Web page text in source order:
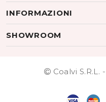
INFORMAZIONI
SHOWROOM
Coalvi S.R.L.